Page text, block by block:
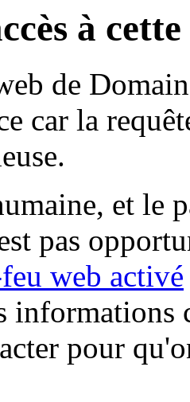
à
de
car la
et le
pas
web activé
informations
pour